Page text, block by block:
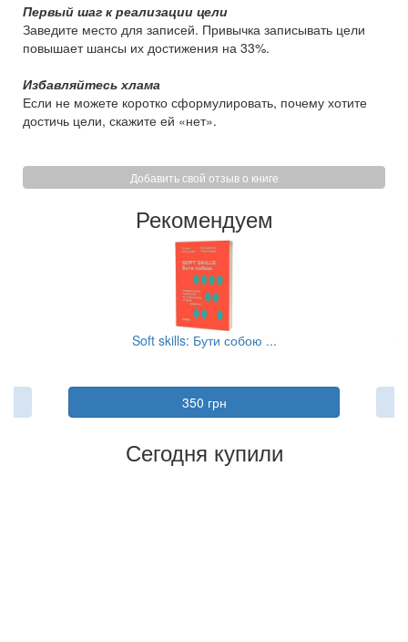
Первый шаг к реализации цели
Заведите место для записей. Привычка записывать цели
повышает шансы их достижения на 33%.
Избавляйтесь хлама
Если не можете коротко сформулировать, почему хотите
достичь цели, скажите ей «нет».
Добавить свой отзыв о книге
Рекомендуем
Soft skills: Бути собою ...
350 грн
Сегодня купили